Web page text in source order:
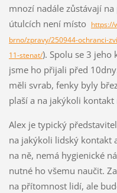
mnozí nadále zůstávají
útulcích není místo https://
brno/zpravy/250944-ochranci-
11-stenat/). Spolu se 3 jeho
jsme ho přijali před
měli svrab, fenky byly
plaší a na jakýkoli
Alex je typický
na jakýkoli lidský kontakt
na ně, nemá hygienické
nutné ho všemu naučit.
na přítomnost lidí, ale